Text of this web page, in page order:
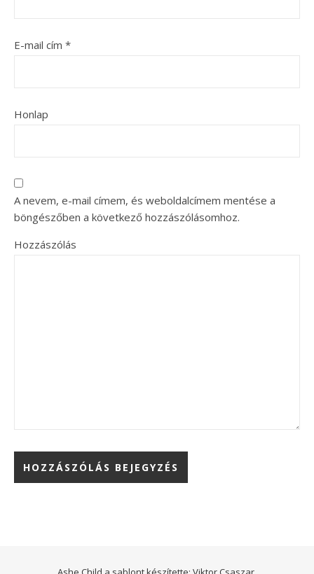
E-mail cím *
Honlap
A nevem, e-mail címem, és weboldalcímem mentése a
böngészőben a következő hozzászólásomhoz.
Hozzászólás